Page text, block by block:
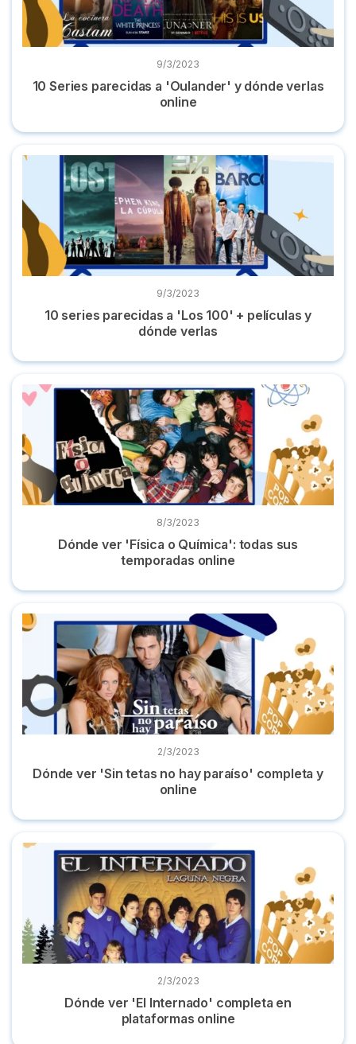
9/3/2023
10 Series parecidas a 'Oulander' y dónde verlas
online
10 series parecidas a 'Los 100' + películas y dónde verlas
9/3/2023
10 series parecidas a 'Los 100' + películas y
dónde verlas
Dónde ver 'Física o Química': todas sus temporadas online
8/3/2023
Dónde ver 'Física o Química': todas sus
temporadas online
Dónde ver 'Sin tetas no hay paraíso' completa y online
2/3/2023
Dónde ver 'Sin tetas no hay paraíso' completa y
online
Dónde ver 'El Internado' completa en plataformas online
2/3/2023
Dónde ver 'El Internado' completa en
plataformas online